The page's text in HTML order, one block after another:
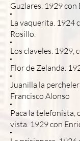
Guzlares. 1929
La vaquerita. 1924
Rosillo.
Los claveles. 1929,
Flor de Zelanda.
Juanilla la
Francisco Alonso
Paca la telefonista,
vista. 1929 con